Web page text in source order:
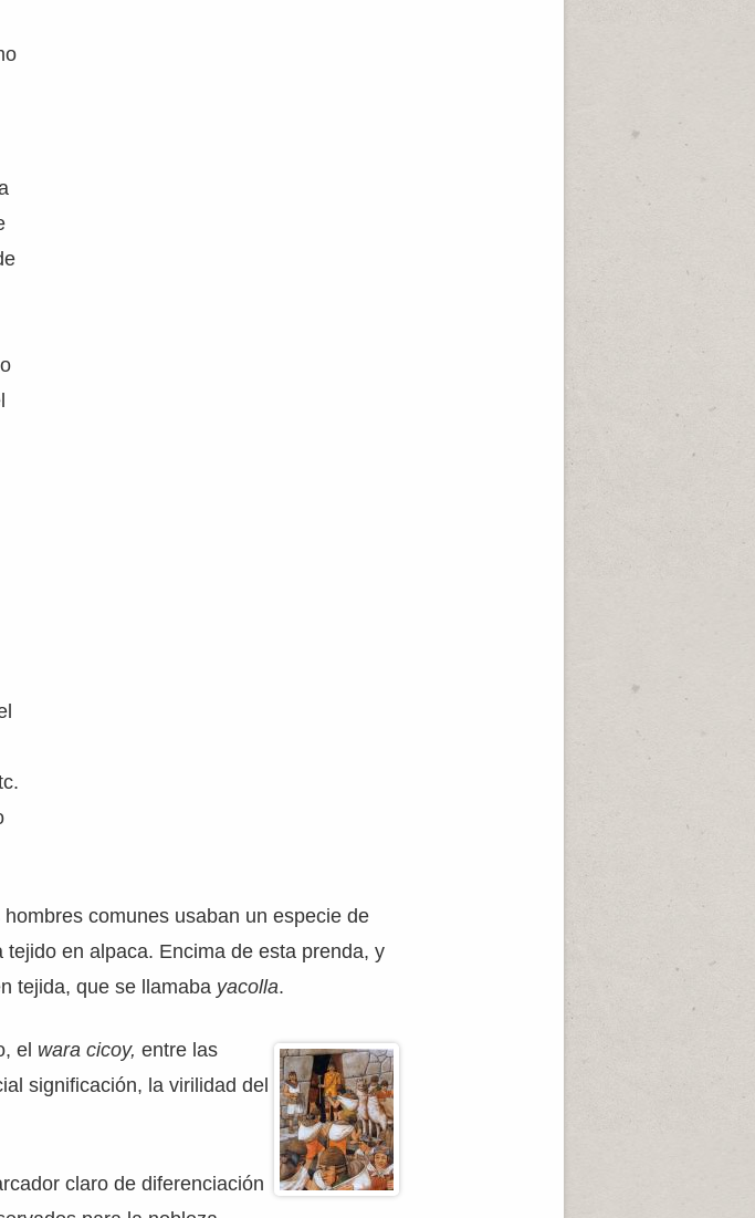
comunes usaban un especie de
tejido en alpaca. Encima de esta prenda, y
tejida, que se llamaba yacolla.
el wara cicoy, entre las
significación, la virilidad del
claro de diferenciación